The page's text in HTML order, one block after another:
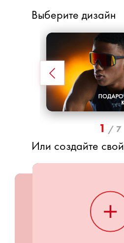
Выберите дизайн
1 / 7
Или создайте свой